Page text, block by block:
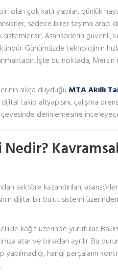
çok katlı yapılar, günlük
sadece birer taşıma
Asansörlerin güvenli,
Günümüzde teknolojinin
İşte bu noktada, Mersin
sıkça duyduğu MTA Akıllı
takip altyapısını, çalışma
derinlemesine
sektöre kazandırılan;
dijital bir bulut sistemi üzerinden
kağıt üzerinde yürütülür.
atar ve binadan ayrılır. Bu
yapılmadığı, hangi parçaların